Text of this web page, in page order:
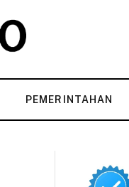
PEMERINTAHAN